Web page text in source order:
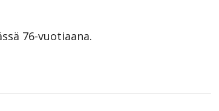
76-vuotiaana.